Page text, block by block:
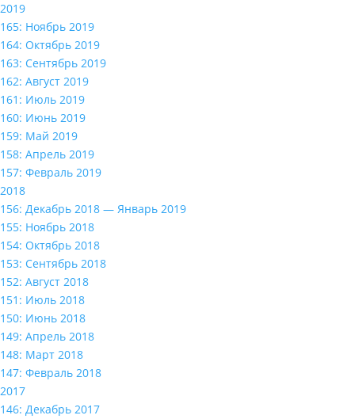
2019
165: Ноябрь 2019
164: Октябрь 2019
163: Сентябрь 2019
162: Август 2019
161: Июль 2019
160: Июнь 2019
159: Май 2019
158: Апрель 2019
157: Февраль 2019
2018
156: Декабрь 2018 — Январь 2019
155: Ноябрь 2018
154: Октябрь 2018
153: Сентябрь 2018
152: Август 2018
151: Июль 2018
150: Июнь 2018
149: Апрель 2018
148: Март 2018
147: Февраль 2018
2017
146: Декабрь 2017